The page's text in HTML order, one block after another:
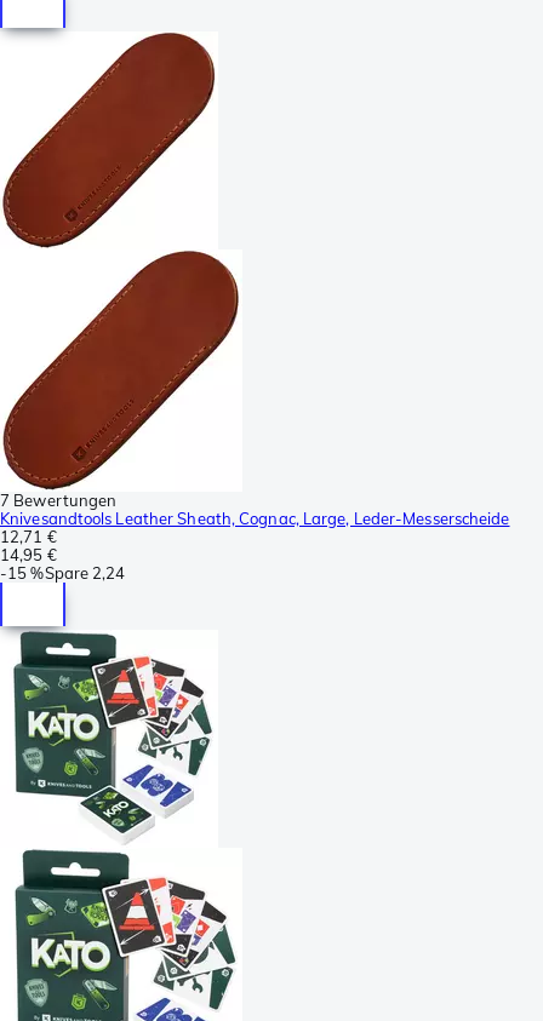
7 Bewertungen
Knivesandtools Leather Sheath, Cognac, Large, Leder-Messerscheide
12,71 €
14,95 €
-15 %Spare 2,24